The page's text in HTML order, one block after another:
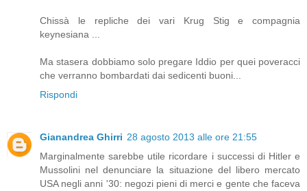
Chissà le repliche dei vari Krug Stig e compagnia
keynesiana ...
Ma stasera dobbiamo solo pregare Iddio per quei poveracci
che verranno bombardati dai sedicenti buoni...
Rispondi
Gianandrea Ghirri 28 agosto 2013 alle ore 21:55
Marginalmente sarebbe utile ricordare i successi di Hitler e
Mussolini nel denunciare la situazione del libero mercato
USA negli anni '30: negozi pieni di merci e gente che faceva